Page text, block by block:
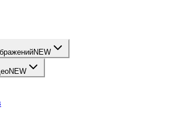
NEW
NEW